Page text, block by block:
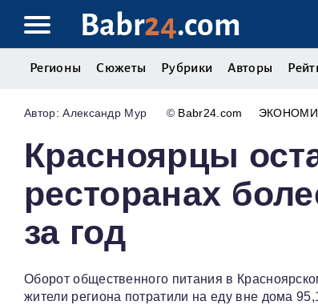
Babr24.com
Регионы Сюжеты Рубрики Авторы
Александр Мур © Babr24.com
Красноярцы
ресторанах
за год
Оборот общественного питания в
жители региона потратили на еду вне дома